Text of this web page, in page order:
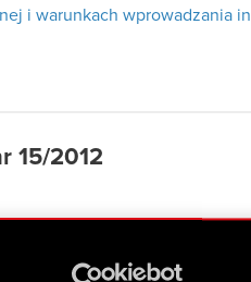
i warunkach wprowadzania
15/2012
o transakcji zbycia i